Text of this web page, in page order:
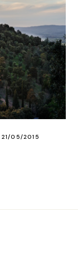
21/05/2015